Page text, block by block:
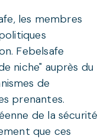
les membres
Febelsafe
niche" auprès du
de
prenantes.
de la sécurité
que ces